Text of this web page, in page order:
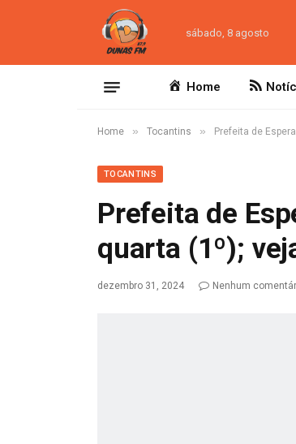
sábado, 8 agosto
Home
Home » Tocantins » Prefeita de
TOCANTINS
Prefeita de
quarta (1º);
dezembro 31, 2024 Nenhum